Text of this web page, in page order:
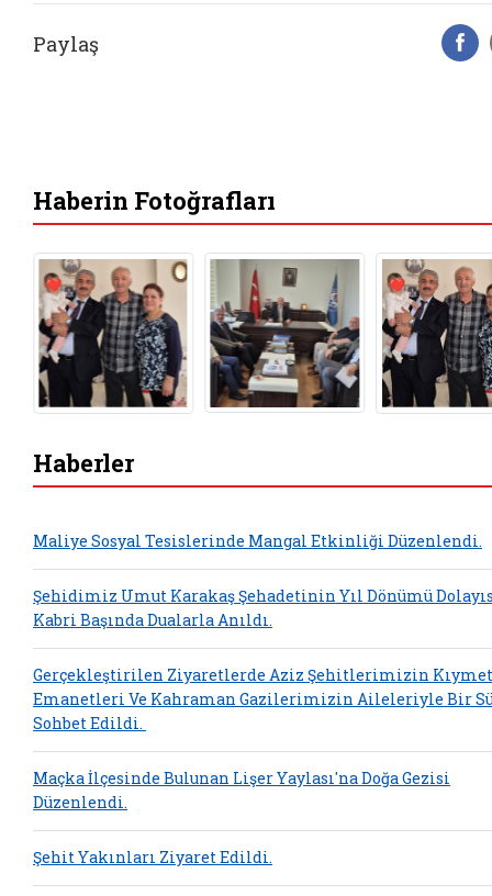
Paylaş
Haberin Fotoğrafları
Haberler
Maliye Sosyal Tesislerinde Mangal Etkinliği Düzenlendi.
Şehidimiz Umut Karakaş Şehadetinin Yıl Dönümü
Kabri Başında Dualarla Anıldı.
Gerçekleştirilen Ziyaretlerde Aziz Şehitlerimizin
Emanetleri Ve Kahraman Gazilerimizin Aileleriyle Bir
Sohbet Edildi.
Maçka İlçesinde Bulunan Lişer Yaylası'na Doğa Gezisi
Düzenlendi.
Şehit Yakınları Ziyaret Edildi.